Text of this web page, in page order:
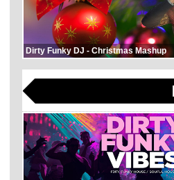
Dirty Funky DJ - Christmas Mashup